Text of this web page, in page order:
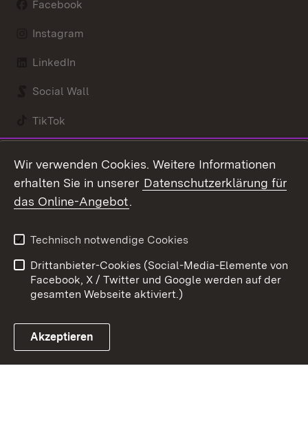
Facebook
Instagram
LinkedIn
Social Wall
TikTok
Link zum Landesportal
Kontakt
Barrierefreiheit
Impressum
Cookies
Wir verwenden Cookies. Weitere Informationen
erhalten Sie in unserer Datenschutzerklärung für
das Online-Angebot.
Technisch notwendige Cookies
Drittanbieter-Cookies (Social-Media-Elemente von
Facebook, X / Twitter und Google werden auf der
gesamten Webseite aktiviert.)
Akzeptieren